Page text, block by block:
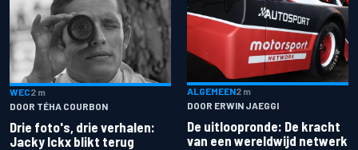
WEC2 m
DOOR TÉHA COURBON
Drie foto's, drie verhalen:
Jacky Ickx blikt terug
ALGEMEEN2 m
DOOR ERWIN JAEGGI
De uitloopronde: De kracht
van een wereldwijd netwerk